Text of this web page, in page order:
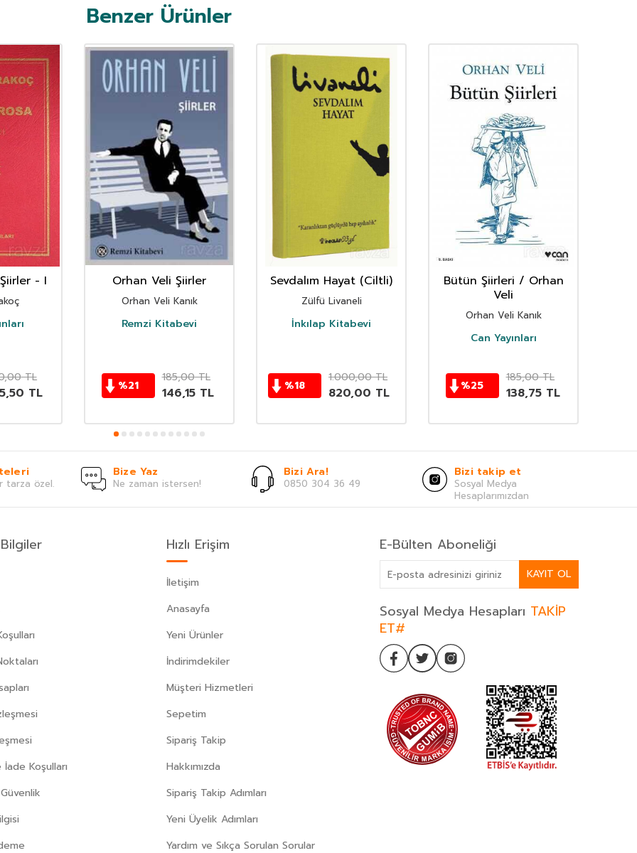
Benzer Ürünler
- I
TL
TL
Orhan Veli Şiirler
Orhan Veli Kanık
Remzi Kitabevi
%21
185,00TL
146,15TL
Sevdalım Hayat (Ciltli)
Zülfü Livaneli
İnkılap Kitabevi
%18
1.000,00TL
820,00 TL
Bütün Şiirleri / Orhan
Veli
Orhan Veli Kanık
Can Yayınları
%25
185,00TL
138,75TL
tarza özel.
Bize Yaz
Ne zaman istersen!
Bizi Ara!
0850 304 36 49
Bizi takip et
Sosyal Medya
Hesaplarımızdan
Koşulları
Hızlı Erişim
İletişim
Anasayfa
Yeni Ürünler
İndirimdekiler
Müşteri Hizmetleri
Sepetim
Sipariş Takip
Hakkımızda
Sipariş Takip Adımları
Yeni Üyelik Adımları
Yardım ve Sıkça Sorulan Sorular
E-Bülten Aboneliği
KAYIT OL
Sosyal Medya Hesapları TAKİP
ET#